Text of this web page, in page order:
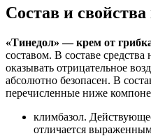
Состав и
«Тинедол» — крем от
составом. В составе
оказывать отрицательное
абсолютно безопасен. В
перечисленные ниже
климбазол.
отличается